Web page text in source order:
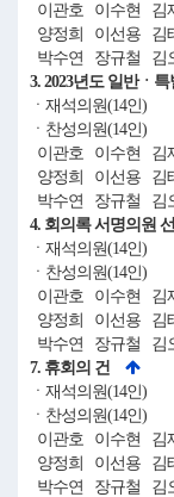
이관호 이수현 김
양정희 이선용 김
박수연 장규철 김
3. 2023년도 일반ㆍ
ㆍ재석의원(14인)
ㆍ찬성의원(14인)
이관호 이수현 김
양정희 이선용 김
박수연 장규철 김
4. 회의록 서명의원
ㆍ재석의원(14인)
ㆍ찬성의원(14인)
이관호 이수현 김
양정희 이선용 김
박수연 장규철 김
7. 휴회의 건
ㆍ재석의원(14인)
ㆍ찬성의원(14인)
이관호 이수현 김
양정희 이선용 김
박수연 장규철 김